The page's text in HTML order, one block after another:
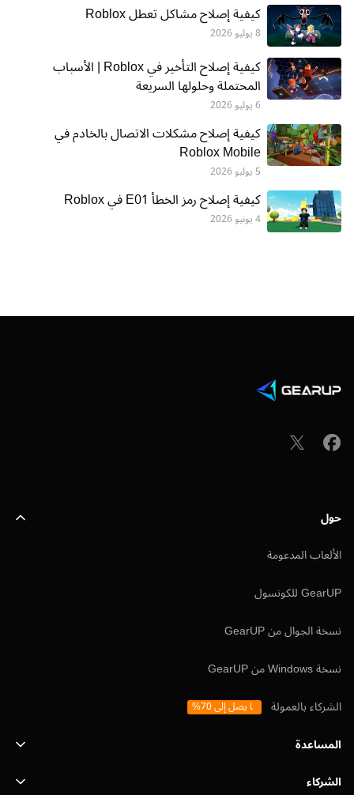
كيفية إصلاح مشاكل تعطل Roblox
8 يوليو 2026
كيفية إصلاح التأخير في Roblox | الأسباب
المحتملة وحلولها السريعة
6 يوليو 2026
كيفية إصلاح مشكلات الاتصال بالخادم في
Roblox Mobile
5 يوليو 2026
كيفية إصلاح رمز الخطأ E01 في Roblox
4 يونيو 2026
حول
الألعاب المدعومة
GearUP للكونسول
نسخة الجوال من GearUP
نسخة Windows من GearUP
الشركاء بالعمولة
ما يصل إلى 70%
المساعدة
الدعم
الشركاء